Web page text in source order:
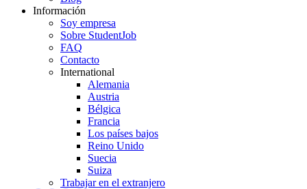
Información
Soy empresa
Sobre StudentJob
FAQ
Contacto
International
Alemania
Austria
Bélgica
Francia
Los países bajos
Reino Unido
Suecia
Suiza
Trabajar en el extranjero